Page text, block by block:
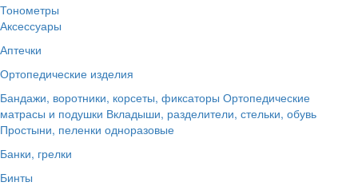
Тонометры
Аксессуары
Аптечки
Ортопедические изделия
Бандажи, воротники, корсеты, фиксаторы Ортопедические
матрасы и подушки Вкладыши, разделители, стельки, обувь
Простыни, пеленки одноразовые
Банки, грелки
Бинты